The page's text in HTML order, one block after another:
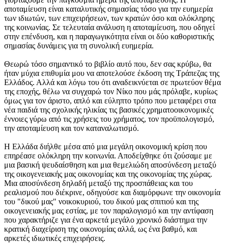
αποταμίευση είναι καταλυτικής σημασίας τόσο για την ευημερία
των ιδιωτών, των επιχειρήσεων, των κρατών όσο και ολόκληρης
της κοινωνίας. Σε τελευταία ανάλυση η αποταμίευση, που οδηγεί
στην επένδυση, και η παραγωγικότητα είναι οι δύο καθοριστικής
σημασίας δυνάμεις για τη συνολική ευημερία.
Θεωρώ τόσο σημαντικό το βιβλίο αυτό που, δεν σας κρύβω, θα
ήταν μύχια επιθυμία μου να αποτελούσε έκδοση της Τράπεζας της
Ελλάδος. Αλλά και λόγω του ότι αναδεικνύεται σε πρωτεύον θέμα
της εποχής, θέλω να συγχαρώ τον Νίκο που μάς πρόλαβε, κυρίως
όμως για τον άριστο, απλό και εύληπτο τρόπο που μεταφέρει στα
νέα παιδιά της σχολικής ηλικίας τις βασικές χρηματοοικονομικές
έννοιες γύρω από τις χρήσεις του χρήματος, τον προϋπολογισμό,
την αποταμίευση και τον καταναλωτισμό.
Η Ελλάδα διήλθε μέσα από μια μεγάλη οικονομική κρίση που
επηρέασε ολόκληρη την κοινωνία. Αποδείχθηκε ότι ζούσαμε με
μια βασική ψευδαίσθηση και μια θεμελιώδη αποσύνδεση μεταξύ
της οικογενειακής μας οικονομίας και της οικονομίας της χώρας.
Μια αποσύνδεση δηλαδή μεταξύ της προσπάθειας και του
ρεαλισμού που διέκρινε, οδηγούσε και διαμόρφωνε την οικονομία
του "δικού μας" νοικοκυριού, του δικού μας σπιτιού και της
οικογενειακής μας εστίας, με τον παραλογισμό και την αντίφαση
που χαρακτήριζε για ένα αρκετά μεγάλο χρονικό διάστημα την
κρατική διαχείριση της οικονομίας αλλά, ως ένα βαθμό, και
αρκετές ιδιωτικές επιχειρήσεις.